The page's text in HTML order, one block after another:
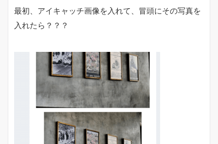
最初、アイキャッチ画像を入れて、冒頭にその写真を
入れたら？？？